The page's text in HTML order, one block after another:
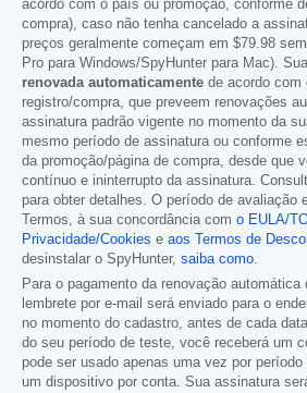
acordo com o país ou promoção, conforme
compra), caso não tenha cancelado a
preços geralmente começam em $79.98
Pro para Windows/SpyHunter para Mac).
renovada automaticamente de acordo com
registro/compra, que preveem renovações
assinatura padrão vigente no momento da
mesmo período de assinatura ou conforme
da promoção/página de compra, desde que
contínuo e ininterrupto da assinatura.
para obter detalhes. O período de avaliação
Termos, à sua concordância com o EULA/
Privacidade/Cookies e aos Termos de
desinstalar o SpyHunter, saiba como.
Para o pagamento da renovação
lembrete por e-mail será enviado para o
no momento do cadastro, antes de cada
do seu período de teste, você receberá um
pode ser usado apenas uma vez por
um dispositivo por conta. Sua assinatura